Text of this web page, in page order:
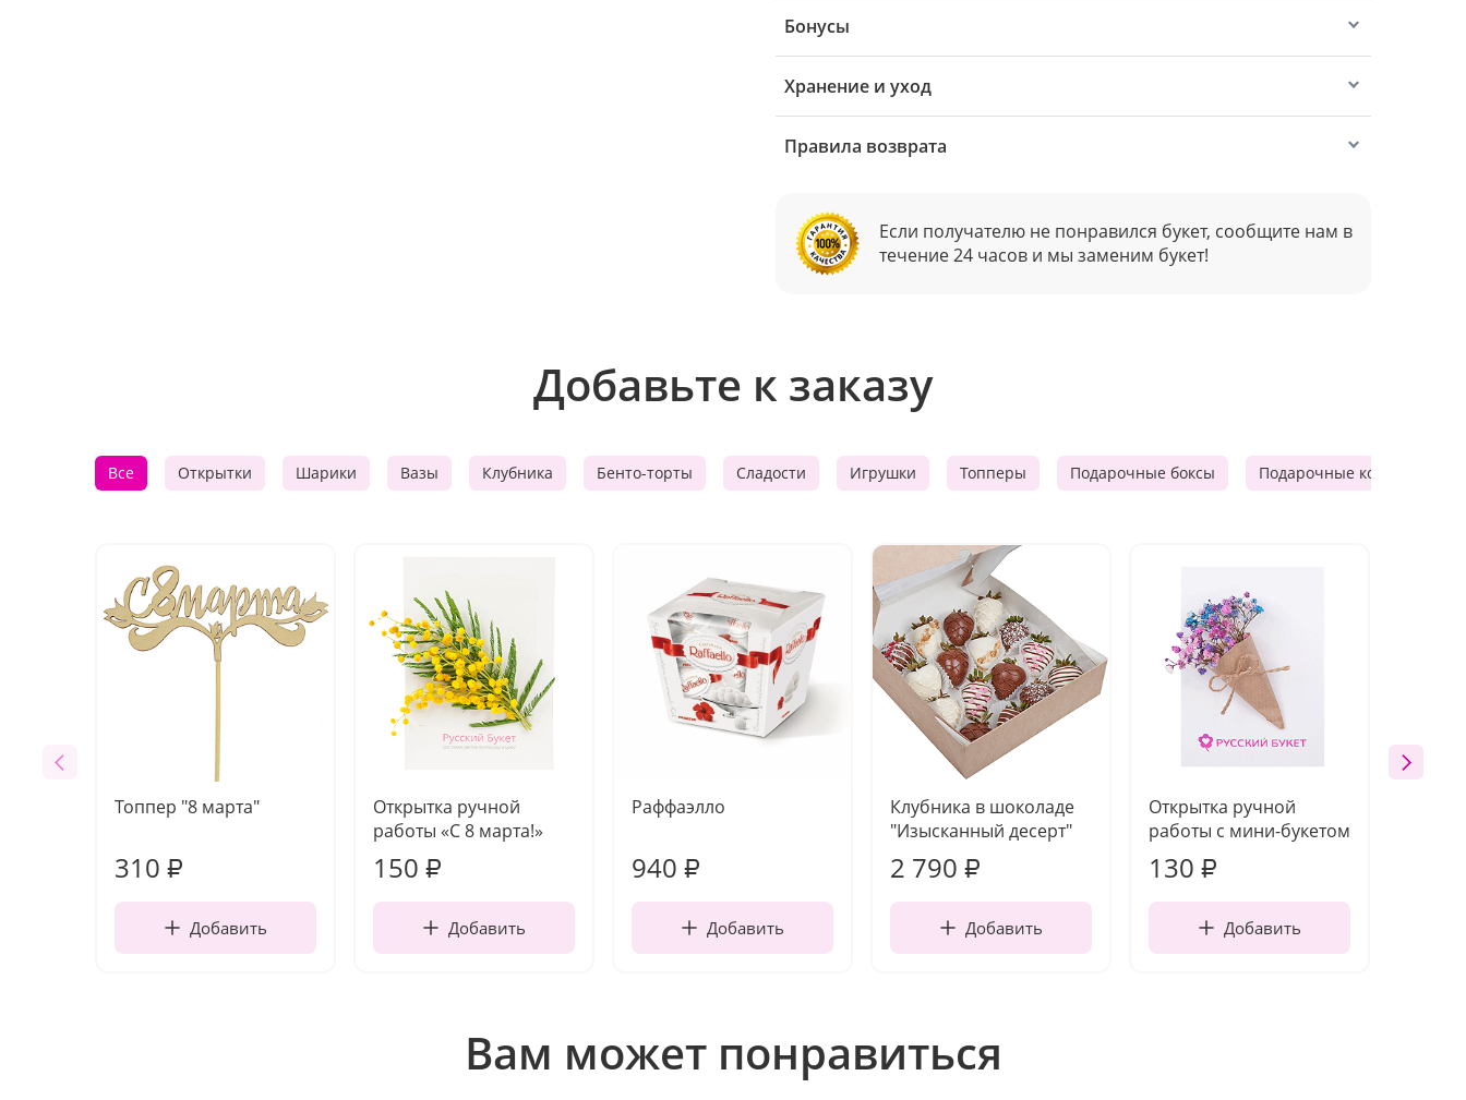
Бонусы
Хранение и уход
Правила возврата
Если получателю не понравился букет, сообщите нам в
течение 24 часов и мы заменим букет!
Добавьте к заказу
Все Открытки Шарики Вазы Клубника Бенто-торты Сладости Игрушки Топперы Подарочные боксы Подарочные корзины
Топпер "8 марта"
310 ₽
Добавить
Открытка ручной
работы «С 8 марта!»
150 ₽
Добавить
Раффаэлло
940 ₽
Добавить
Клубника в шоколаде
"Изысканный десерт"
2 790 ₽
Добавить
Открытка ручной
работы с мини-букетом
130 ₽
Добавить
Вам может понравиться